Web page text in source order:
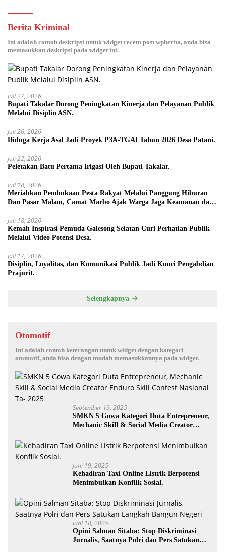
Berita Kriminal
Ini adalah contoh deskripsi untuk widget recent post wpberita, anda bisa
memasukkan deskripsi pada widget ini.
Juli 27, 2026
Bupati Takalar Dorong Peningkatan Kinerja dan Pelayanan Publik
Melalui Disiplin ASN.
Juli 26, 2026
Diduga Kerja Asal Jadi Proyek P3A-TGAI Tahun 2026 Desa Patani.
Juli 22, 2026
Peletakan Batu Pertama Irigasi Oleh Bupati Takalar.
Juli 18, 2026
Meriahkan Pembukaan Pesta Rakyat Melalui Panggung Hiburan
Dan Pasar Malam, Camat Marbo Ajak Warga Jaga Keamanan dan
Juli 18, 2026
Kemah Inspirasi Pemuda Galesong Selatan Curi Perhatian Publik
Melalui Video Potensi Desa.
Juli 17, 2026
Disiplin, Loyalitas, dan Komunikasi Publik Jadi Kunci Pengabdian
Prajurit.
Selengkapnya
Otomotif
Ini adalah contoh keterangan untuk widget dengan kategori
otomotif, anda bisa dengan mudah memasukkannya pada widget.
September 19, 2025
SMKN 5 Gowa Kategori Duta Entrepreneur,
Mechanic Skill & Social Media Creator
Juni 19, 2025
Kehadiran Taxi Online Listrik Berpotensi
Menimbulkan Konflik Sosial.
Juni 18, 2025
Opini Salman Sitaba: Stop Diskriminasi
Jurnalis, Saatnya Polri dan Pers Satukan